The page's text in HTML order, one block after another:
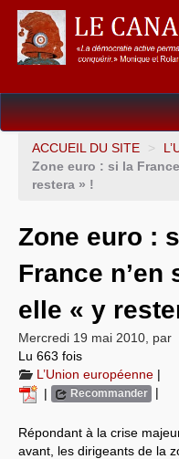
Dossiers
L’Union européenne
Gouvernance mondiale &
International
Résistances
L’Empire américain
Systèmes & société sous
ACCUEIL DU SITE >
Zone euro : si la
restera » !
Zone euro :
France n’en
elle « y
Mercredi 19 mai 2010 par
Lu 663 fois
L’Union européenne |
|
Recommander |
Répondant à la crise
avant, les dirigeants de la